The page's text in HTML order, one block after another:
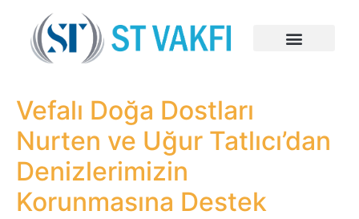
Vefalı Doğa Dostları
Nurten ve Uğur Tatlıcı’dan
Denizlerimizin
Korunmasına Destek